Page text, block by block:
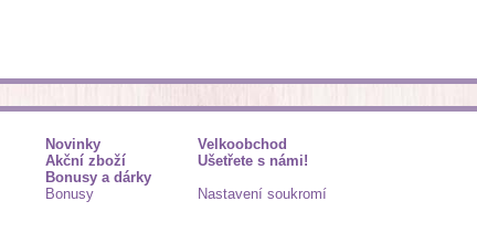
Novinky
Akční zboží
Bonusy a dárky
Bonusy
Velkoobchod
Ušetřete s námi!
Nastavení soukromí